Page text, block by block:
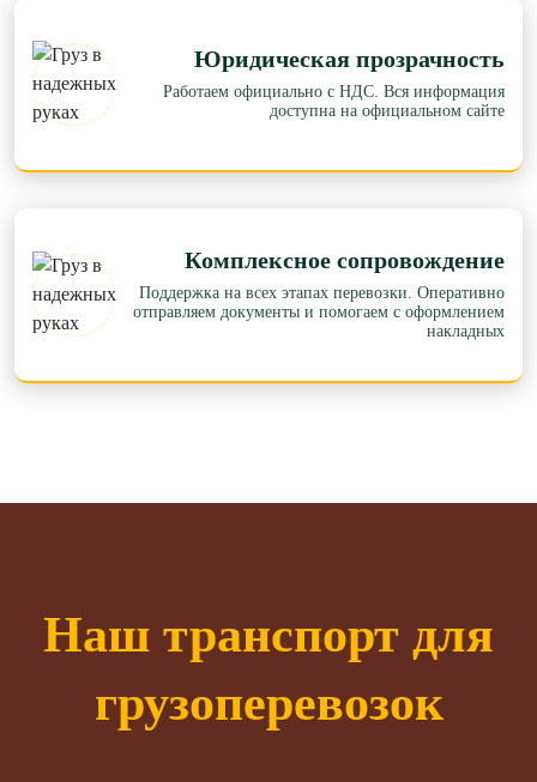
Юридическая прозрачность
Работаем официально с НДС. Вся информация
доступна на официальном сайте
Комплексное сопровождение
Поддержка на всех этапах перевозки. Оперативно
отправляем документы и помогаем с оформлением
накладных
Наш транспорт для
грузоперевозок